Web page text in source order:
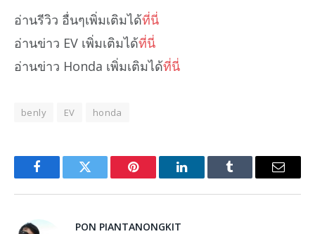
อ่านรีวิว อื่นๆเพิ่มเติมได้ที่นี่
อ่านข่าว EV เพิ่มเติมได้ที่นี่
อ่านข่าว Honda เพิ่มเติมได้ที่นี่
benly EV honda
FacebookTwitter Pinterest LinkedInTumblr Email
PON PIANTANONGKIT